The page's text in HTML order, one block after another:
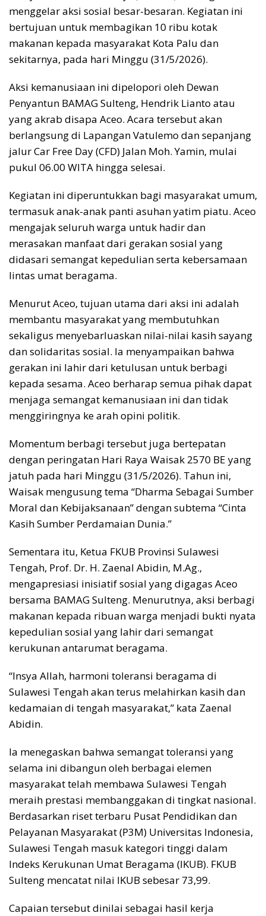
menggelar aksi sosial besar-besaran. Kegiatan ini
bertujuan untuk membagikan 10 ribu kotak
makanan kepada masyarakat Kota Palu dan
sekitarnya, pada hari Minggu (31/5/2026).
Aksi kemanusiaan ini dipelopori oleh Dewan
Penyantun BAMAG Sulteng, Hendrik Lianto atau
yang akrab disapa Aceo. Acara tersebut akan
berlangsung di Lapangan Vatulemo dan sepanjang
jalur Car Free Day (CFD) Jalan Moh. Yamin, mulai
pukul 06.00 WITA hingga selesai.
Kegiatan ini diperuntukkan bagi masyarakat umum,
termasuk anak-anak panti asuhan yatim piatu. Aceo
mengajak seluruh warga untuk hadir dan
merasakan manfaat dari gerakan sosial yang
didasari semangat kepedulian serta kebersamaan
lintas umat beragama.
Menurut Aceo, tujuan utama dari aksi ini adalah
membantu masyarakat yang membutuhkan
sekaligus menyebarluaskan nilai-nilai kasih sayang
dan solidaritas sosial. Ia menyampaikan bahwa
gerakan ini lahir dari ketulusan untuk berbagi
kepada sesama. Aceo berharap semua pihak dapat
menjaga semangat kemanusiaan ini dan tidak
menggiringnya ke arah opini politik.
Momentum berbagi tersebut juga bertepatan
dengan peringatan Hari Raya Waisak 2570 BE yang
jatuh pada hari Minggu (31/5/2026). Tahun ini,
Waisak mengusung tema “Dharma Sebagai Sumber
Moral dan Kebijaksanaan” dengan subtema “Cinta
Kasih Sumber Perdamaian Dunia.”
Sementara itu, Ketua FKUB Provinsi Sulawesi
Tengah, Prof. Dr. H. Zaenal Abidin, M.Ag.,
mengapresiasi inisiatif sosial yang digagas Aceo
bersama BAMAG Sulteng. Menurutnya, aksi berbagi
makanan kepada ribuan warga menjadi bukti nyata
kepedulian sosial yang lahir dari semangat
kerukunan antarumat beragama.
“Insya Allah, harmoni toleransi beragama di
Sulawesi Tengah akan terus melahirkan kasih dan
kedamaian di tengah masyarakat,” kata Zaenal
Abidin.
Ia menegaskan bahwa semangat toleransi yang
selama ini dibangun oleh berbagai elemen
masyarakat telah membawa Sulawesi Tengah
meraih prestasi membanggakan di tingkat nasional.
Berdasarkan riset terbaru Pusat Pendidikan dan
Pelayanan Masyarakat (P3M) Universitas Indonesia,
Sulawesi Tengah masuk kategori tinggi dalam
Indeks Kerukunan Umat Beragama (IKUB). FKUB
Sulteng mencatat nilai IKUB sebesar 73,99.
Capaian tersebut dinilai sebagai hasil kerja